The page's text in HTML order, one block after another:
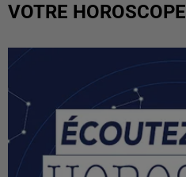
VOTRE HOROSCOPE